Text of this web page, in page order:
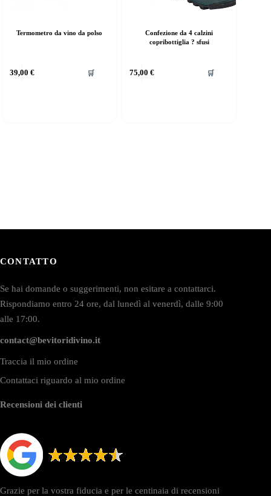
Termometro da vino da polso
39,00 € 🛒
Confezione da 4 calzini
copribottiglia ? sfusi
75,00 € 🛒
CONTATTO
Se hai domande o suggerimenti, non esitare a contattarci.
Rispondiamo entro 24 ore, dal lunedì al venerdì, dalle 9:00
alle 17:00.
contact@bevitoridivino.it
Traccia il mio ordine
Contattaci riguardo al mio ordine
Recensioni dei clienti
Grazie per la vostra fiducia e per le centinaia di recensioni